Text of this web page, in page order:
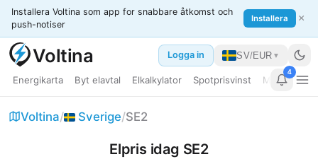
Installera Voltina som app for snabbare åtkomst och
push-notiser
Installera ×
Voltina
Energikarta Byt elavtal Elkalkylator Spotprisvinst Min
4
Elpris EU
Logga in SV/EUR ▼
Voltina/ Sverige/SE2
Elpris idag SE2